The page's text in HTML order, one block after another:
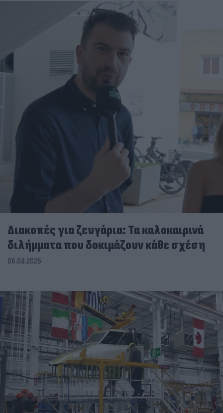
Διακοπές για ζευγάρια: Τα καλοκαιρινά
διλήμματα που δοκιμάζουν κάθε σχέση
06.08.2026